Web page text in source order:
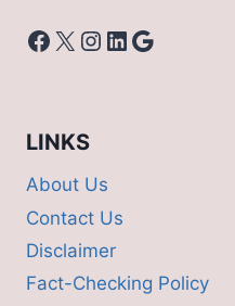
Facebook
X Instagram
LinkedIn
Google
LINKS
About Us
Contact Us
Disclaimer
Fact-Checking Policy